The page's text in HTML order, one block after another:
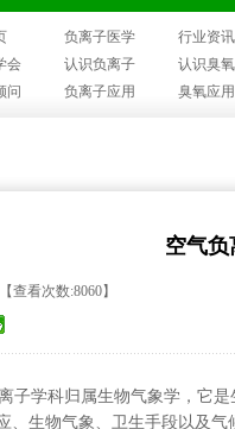
负离子医学 行业资讯
会
认识负离子 认识臭氧
问
负离子应用 臭氧应用
空气负
查看次数:8060】
学科归属生物气象学，它
、生物气象、卫生手段以及